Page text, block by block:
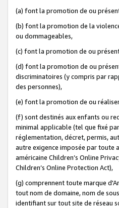
(a) font la promotion de ou
(b) font la promotion de la
ou dommageables,
(c) font la promotion de ou
(d) font la promotion de ou
discriminatoires (y compris par
des personnes),
(e) font la promotion de ou
(f) sont destinés aux enfants ou
minimal applicable (tel que fixé
réglementation, décret, permis,
autre exigence imposée par toute
américaine Children’s Online
Children’s Online Protection Act),
(g) comprennent toute marque
tout nom de domaine, nom de
identifiant sur tout site de réseau